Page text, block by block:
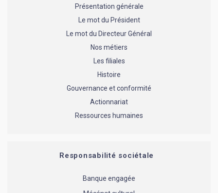
Présentation générale
Le mot du Président
Le mot du Directeur Général
Nos métiers
Les filiales
Histoire
Gouvernance et conformité
Actionnariat
Ressources humaines
Responsabilité sociétale
Banque engagée